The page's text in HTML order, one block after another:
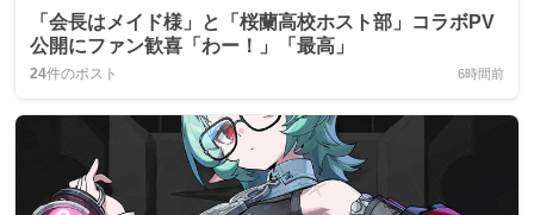
「会長はメイド様」と「桜蘭高校ホスト部」コラボPV
公開にファン歓喜「わー！」「最高」
24件のポスト 6時間前